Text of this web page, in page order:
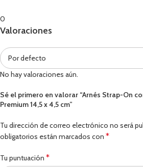
0
Valoraciones
No hay valoraciones aún.
Sé el primero en valorar “Arnés Strap-On
Premium 14,5 x 4,5 cm”
Tu dirección de correo electrónico no será
obligatorios están marcados con *
Tu puntuación *